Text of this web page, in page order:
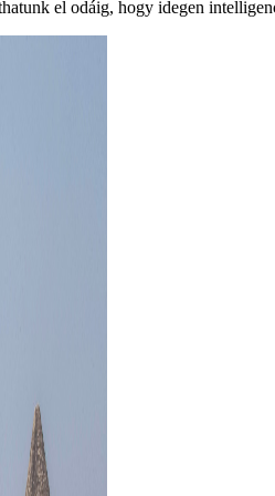
el odáig, hogy idegen